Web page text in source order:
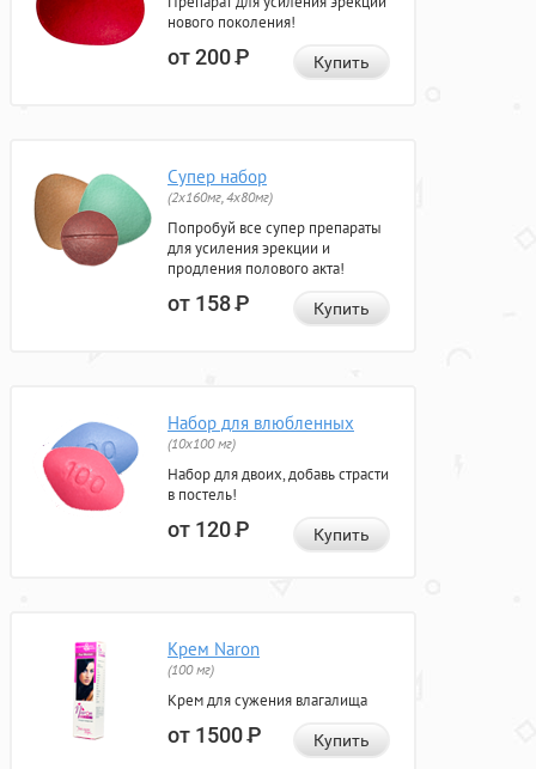
нового поколения!
от 200Р Купить
Супер набор
(2х160мг, 4х80мг)
Попробуй все супер препараты
для усиления эрекции и
продления полового акта!
от 158Р Купить
Набор для влюбленных
(10х100 мг)
Набор для двоих, добавь страсти
в постель!
от 120Р Купить
Крем Naron
(100 мг)
Крем для сужения влагалища
от 1500Р Купить